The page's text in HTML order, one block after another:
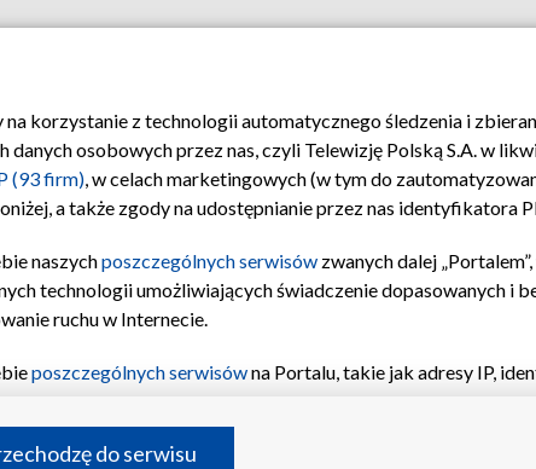
prywatności Moje zgody Pomoc Biuro
korzystanie z technologii automatycznego śledzenia i
osobowych przez nas, czyli Telewizję Polską S.A. w
(93 firm), w celach marketingowych (w tym do
a także zgody na udostępnianie przez nas identyfikatora
naszychposzczególnych serwisów zwanych dalej
technologii umożliwiających świadczenie dopasowanych i
ruchu w Internecie.
poszczególnych serwisówna Portalu, takie jak adresy IP,
informacji na urządzeniu lub dostęp do nich,
profilu spersonalizowanych treści, wyboru
do serwisu